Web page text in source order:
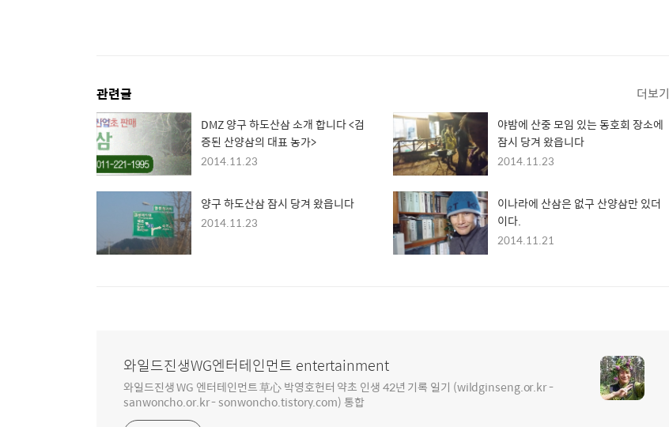
관련글 더보기
DMZ 양구 하도산삼 소개 합니다 <검
증된 산양삼의 대표 농가>
2014.11.23
야밤에 산중 모임 있는 동호회 장소에
잠시 당겨 왔읍니다
2014.11.23
양구 하도산삼 잠시 당겨 왔읍니다
2014.11.23
이나라에 산삼은 없구 산양삼만 있더
이다.
2014.11.21
와일드진생WG엔터테인먼트 entertainment
와일드진생 WG 엔터테인먼트 草心 박영호헌터 약초 인생 42년 기록 일기 (wildginseng.or.kr -
sanwoncho.or.kr - sonwoncho.tistory.com) 통합